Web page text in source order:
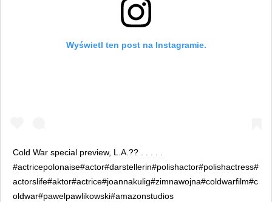
Wyświetl ten post na Instagramie.
Cold War special preview, L.A.?? . . . . .
#actricepolonaise#actor#darstellerin#polishactor#polishactress#
actorslife#aktor#actrice#joannakulig#zimnawojna#coldwarfilm#c
oldwar#pawelpawlikowski#amazonstudios